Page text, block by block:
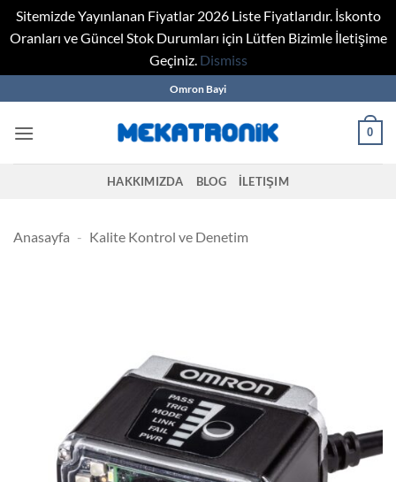
Sitemizde Yayınlanan Fiyatlar 2026 Liste Fiyatlarıdır. İskonto
Oranları ve Güncel Stok Durumları için Lütfen Bizimle İletişime
Geçiniz. Dismiss
to
content
Omron Bayi
0
HAKKIMIZDA BLOG İLETIŞIM
Anasayfa - Kalite Kontrol ve Denetim